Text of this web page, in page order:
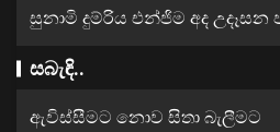
සුනාමි දුම්රිය එන්ජිම අද උදෑසන
සබැඳි..
ඇවිස්සීමට නොව සිතා බැලීමට